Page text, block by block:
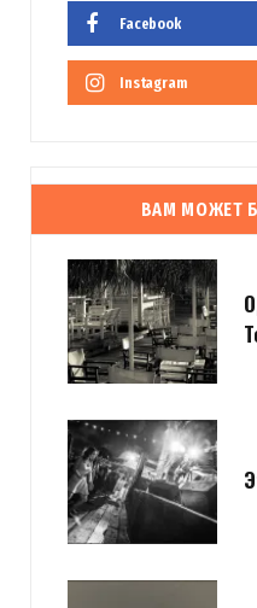
Facebook
Instagram
ВАМ МОЖЕТ